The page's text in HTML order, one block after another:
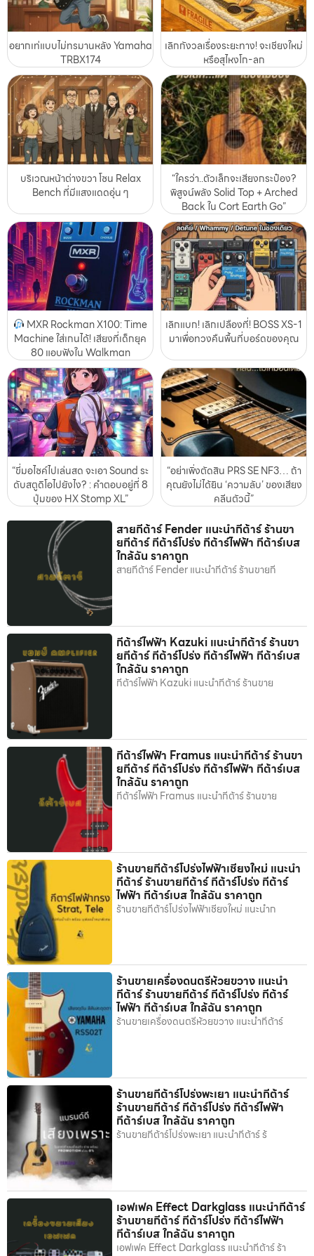
อยากเท่แบบไม่ทรมานหลัง Yamaha
TRBX174
เลิกกังวลเรื่องระยะทาง! จะเชียงใหม่
หรือสุไหงโก-ลก
บริเวณหน้าต่างขวา โซน Relax
Bench ที่มีแสงแดดอุ่น ๆ
“ใครว่า..ตัวเล็กจะเสียงกระป๋อง?
พิสูจน์พลัง Solid Top + Arched
Back ใน Cort Earth Go”
MXR Rockman X100: Time
Machine ใส่เกนได้! เสียงที่เด็กยุค
80 แอบฟังใน Walkman
เลิกแบก! เลิกเปลืองที่! BOSS XS-1
มาเพื่อทวงคืนพื้นที่บอร์ดของคุณ
“ขี่มอไซค์ไปเล่นสด จะเอา Sound ระ
ดับสตูดิโอไปยังไง? : คำตอบอยู่ที่ 8
ปุ่มของ HX Stomp XL”
“อย่าเพิ่งตัดสิน PRS SE NF3… ถ้า
คุณยังไม่ได้ยิน ‘ความลับ’ ของเสียง
คลีนตัวนี้”
สายกีต้าร์ Fender แนะนำกีต้าร์ ร้านขา
ยกีต้าร์ กีต้าร์โปร่ง กีต้าร์ไฟฟ้า กีต้าร์เบส
ใกล้ฉัน ราคาถูก
สายกีต้าร์ Fender แนะนำกีต้าร์ ร้านขายกี
กีต้าร์ไฟฟ้า Kazuki แนะนำกีต้าร์ ร้านขา
ยกีต้าร์ กีต้าร์โปร่ง กีต้าร์ไฟฟ้า กีต้าร์เบส
ใกล้ฉัน ราคาถูก
กีต้าร์ไฟฟ้า Kazuki แนะนำกีต้าร์ ร้านขาย
กีต้าร์ไฟฟ้า Framus แนะนำกีต้าร์ ร้านขา
ยกีต้าร์ กีต้าร์โปร่ง กีต้าร์ไฟฟ้า กีต้าร์เบส
ใกล้ฉัน ราคาถูก
กีต้าร์ไฟฟ้า Framus แนะนำกีต้าร์ ร้านขาย
ร้านขายกีต้าร์โปร่งไฟฟ้าเชียงใหม่ แนะนำ
กีต้าร์ ร้านขายกีต้าร์ กีต้าร์โปร่ง กีต้าร์
ไฟฟ้า กีต้าร์เบส ใกล้ฉัน ราคาถูก
ร้านขายกีต้าร์โปร่งไฟฟ้าเชียงใหม่ แนะนำก
ร้านขายเครื่องดนตรีห้วยขวาง แนะนำ
กีต้าร์ ร้านขายกีต้าร์ กีต้าร์โปร่ง กีต้าร์
ไฟฟ้า กีต้าร์เบส ใกล้ฉัน ราคาถูก
ร้านขายเครื่องดนตรีห้วยขวาง แนะนำกีต้าร์
ร้านขายกีต้าร์โปร่งพะเยา แนะนำกีต้าร์
ร้านขายกีต้าร์ กีต้าร์โปร่ง กีต้าร์ไฟฟ้า
กีต้าร์เบส ใกล้ฉัน ราคาถูก
ร้านขายกีต้าร์โปร่งพะเยา แนะนำกีต้าร์ ร้
เอฟเฟค Effect Darkglass แนะนำกีต้าร์
ร้านขายกีต้าร์ กีต้าร์โปร่ง กีต้าร์ไฟฟ้า
กีต้าร์เบส ใกล้ฉัน ราคาถูก
เอฟเฟค Effect Darkglass แนะนำกีต้าร์ ร้า